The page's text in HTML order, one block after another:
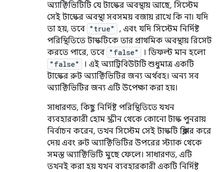
অ্যাক্টিভিটিটি যে টাস্কের অবস্থায় আছে, সিস্টেম
সেই টাস্কের অবস্থা সবসময় বজায় রাখে কি না। যদি
তা হয়, তবে "true"
, এবং যদি সিস্টেম নির্দিষ্ট
পরিস্থিতিতে টাস্কটিকে তার প্রাথমিক অবস্থায় রিসেট
করতে পারে, তবে "false" । ডিফল্ট মান হলো
"false"
। এই অ্যাট্রিবিউটটি শুধুমাত্র একটি
টাস্কের রুট অ্যাক্টিভিটির জন্য অর্থবহ। অন্য সব
অ্যাক্টিভিটির জন্য এটি উপেক্ষা করা হয়।
সাধারণত, কিছু নির্দিষ্ট পরিস্থিতিতে যখন
ব্যবহারকারী হোম স্ক্রীন থেকে কোনো টাস্ক পুনরায়
নির্বাচন করেন, তখন সিস্টেম সেই টাস্কটি ক্লিয়ার করে
দেয় এবং রুট অ্যাক্টিভিটির উপরের স্ট্যাক থেকে
সমস্ত অ্যাক্টিভিটি মুছে ফেলে। সাধারণত, এটি
তখনই করা হয় যখন ব্যবহারকারী একটি নির্দিষ্ট